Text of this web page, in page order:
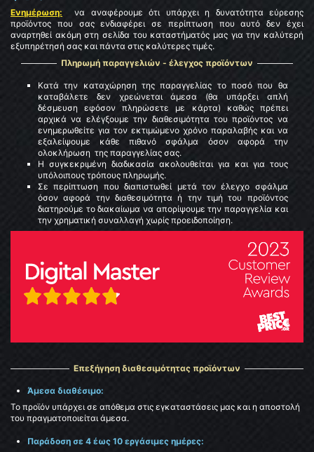
Ενημέρωση: να αναφέρουμε ότι υπάρχει η δυνατότητα εύρεσης
προϊόντος που σας ενδιαφέρει σε περίπτωση που αυτό δεν έχει
αναρτηθεί ακόμη στη σελίδα του καταστήματός μας για την καλύτερή
εξυπηρέτησή σας και πάντα στις καλύτερες τιμές.
Πληρωμή παραγγελιών - έλεγχος προϊόντων
Κατά την καταχώρηση της παραγγελίας το ποσό που θα
καταβάλετε δεν χρεώνεται άμεσα (θα υπάρξει απλή
δέσμευση εφόσον πληρώσετε με κάρτα) καθώς πρέπει
αρχικά να ελέγξουμε την διαθεσιμότητα του προϊόντος να
ενημερωθείτε για τoν εκτιμώμενo χρόνο παραλαβής και να
εξαλείψουμε κάθε πιθανό σφάλμα όσον αφορά την
ολοκλήρωση της παραγγελίας σας.
Η συγκεκριμένη διαδικασία ακολουθείται για και για τους
υπόλοιπους τρόπους πληρωμής.
Σε περίπτωση που διαπιστωθεί μετά τον έλεγχο σφάλμα
όσον αφορά την διαθεσιμότητα ή την τιμή του προϊόντος
διατηρούμε το διακαίωμα να απορίψουμε την παραγγελία και
την χρηματική συναλλαγή χωρίς προειδοποίηση.
Επεξήγηση διαθεσιμότητας προϊόντων
Άμεσα διαθέσιμο:
Το προϊόν υπάρχει σε απόθεμα στις εγκαταστάσεις μας και η αποστολή
του πραγματοποιείται άμεσα.
Παράδοση σε 4 έως 10 εργάσιμες ημέρες: